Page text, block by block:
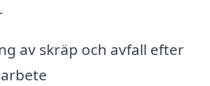
av skräp och avfall efter